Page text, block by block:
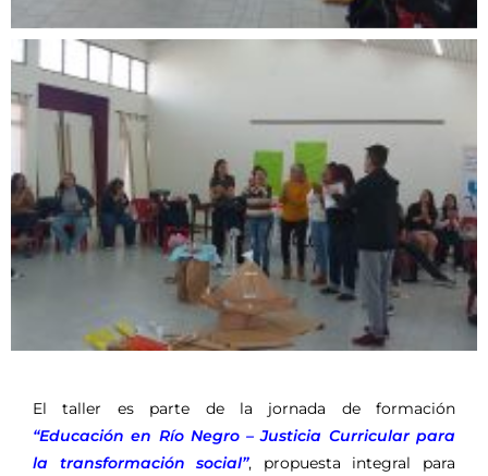
El taller es parte de la jornada de formación
“Educación en Río Negro – Justicia Curricular para
la transformación social”, propuesta integral para